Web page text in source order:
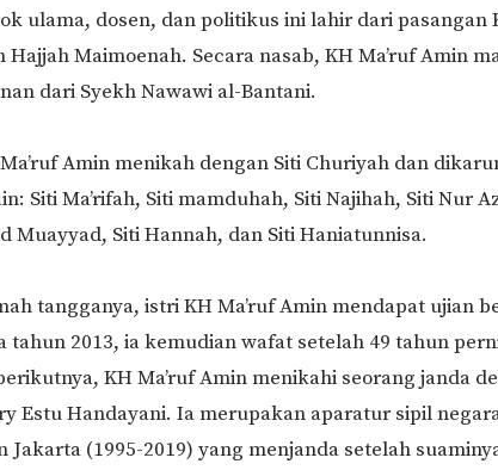
ulama, dosen, dan politikus ini lahir dari pasangan
Maimoenah. Secara nasab, KH Ma’ruf Amin
dari Syekh Nawawi al-Bantani.
Amin menikah dengan Siti Churiyah dan
Siti Ma’rifah, Siti mamduhah, Siti Najihah, Siti Nur
Muayyad, Siti Hannah, dan Siti Haniatunnisa.
tangganya, istri KH Ma’ruf Amin mendapat ujian
tahun 2013, ia kemudian wafat setelah 49 tahun
KH Ma’ruf Amin menikahi seorang janda
Estu Handayani. Ia merupakan aparatur sipil
Jakarta (1995-2019) yang menjanda setelah